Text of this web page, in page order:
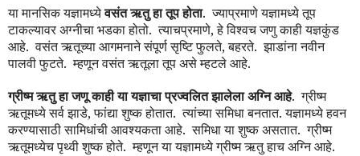
या मानसिक यज्ञामध्येवसंत ऋतु हा तूप होता. ज्याप्रमाणे यज्ञामध्ये तूप
टाकल्यावर अग्नीचा भडका होतो. त्याचप्रमाणे, हे विश्वच जणु काही यज्ञकुंड
आहे. वसंत ऋतूच्या आगमनाने संपूर्ण सृष्टि फुलते, बहरते. झाडांना नवीन
पालवी फुटते. म्हणून वसंत ऋतूला तूप असे म्हटले आहे.
ग्रीष्म ऋतु हा जणू काही या यज्ञाचा प्रज्वलित झालेला अग्नि आहे. ग्रीष्म
ऋतूमध्ये सर्व झाडे, फांद्या शुष्क होतात. त्यांच्या समिधा बनतात. यज्ञामध्ये हवन
करण्यासाठी सामिधांची आवश्यकता आहे. समिधा या शुष्क असतात. ग्रीष्म
ऋतूमध्येच पृथ्वी शुष्क होते. म्हणून या यज्ञामध्ये ग्रीष्म ऋतु हाच अग्नि आहे.